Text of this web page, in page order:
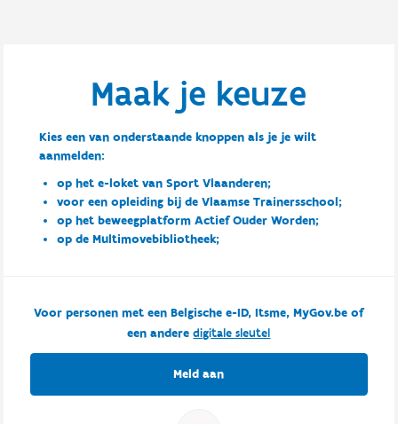
Maak je keuze
Kies een van onderstaande knoppen als je je wilt
aanmelden:
op het e-loket van Sport Vlaanderen;
voor een opleiding bij de Vlaamse Trainersschool;
op het beweegplatform Actief Ouder Worden;
op de Multimovebibliotheek;
Voor personen met een Belgische e-ID, Itsme, MyGov.be of
een anderedigitale sleutel
Meld aan